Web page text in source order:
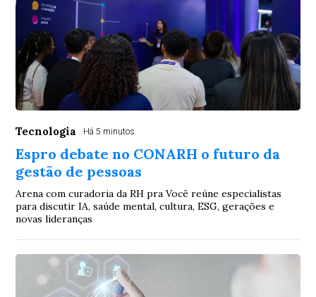
Tecnologia Há 5 minutos
Espro debate no CONARH o futuro da
gestão de pessoas
Arena com curadoria da RH pra Você reúne especialistas
para discutir IA, saúde mental, cultura, ESG, gerações e
novas lideranças